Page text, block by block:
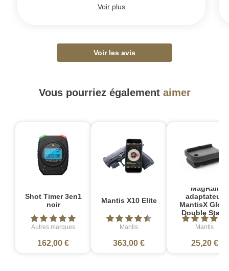
Voir plus
Voir les avis
Vous pourriez également aimer
Shot Timer 3en1
noir
Autres marques
162,00 €
Mantis X10 Elite
Mantis
363,00 €
MagRail
adaptateur
MantisX
Double Stack
Mantis
25,20 €